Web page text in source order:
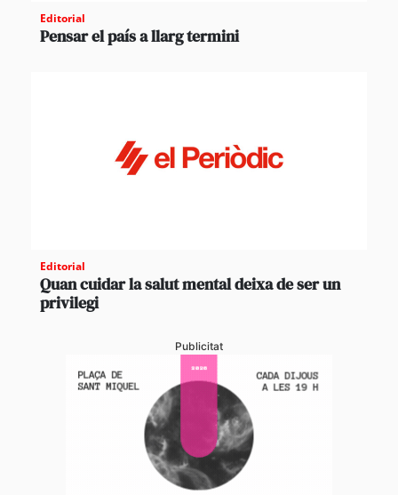
Editorial
Pensar el país a llarg termini
Editorial
Quan cuidar la salut mental deixa de ser un
privilegi
Publicitat